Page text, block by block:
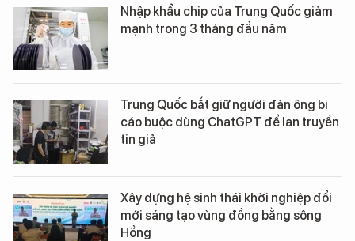
Nhập khẩu chip của Trung Quốc giảm
mạnh trong 3 tháng đầu năm
Trung Quốc bắt giữ người đàn ông bị
cáo buộc dùng ChatGPT để lan truyền
tin giả
Xây dựng hệ sinh thái khởi nghiệp đổi
mới sáng tạo vùng đồng bằng sông
Hồng